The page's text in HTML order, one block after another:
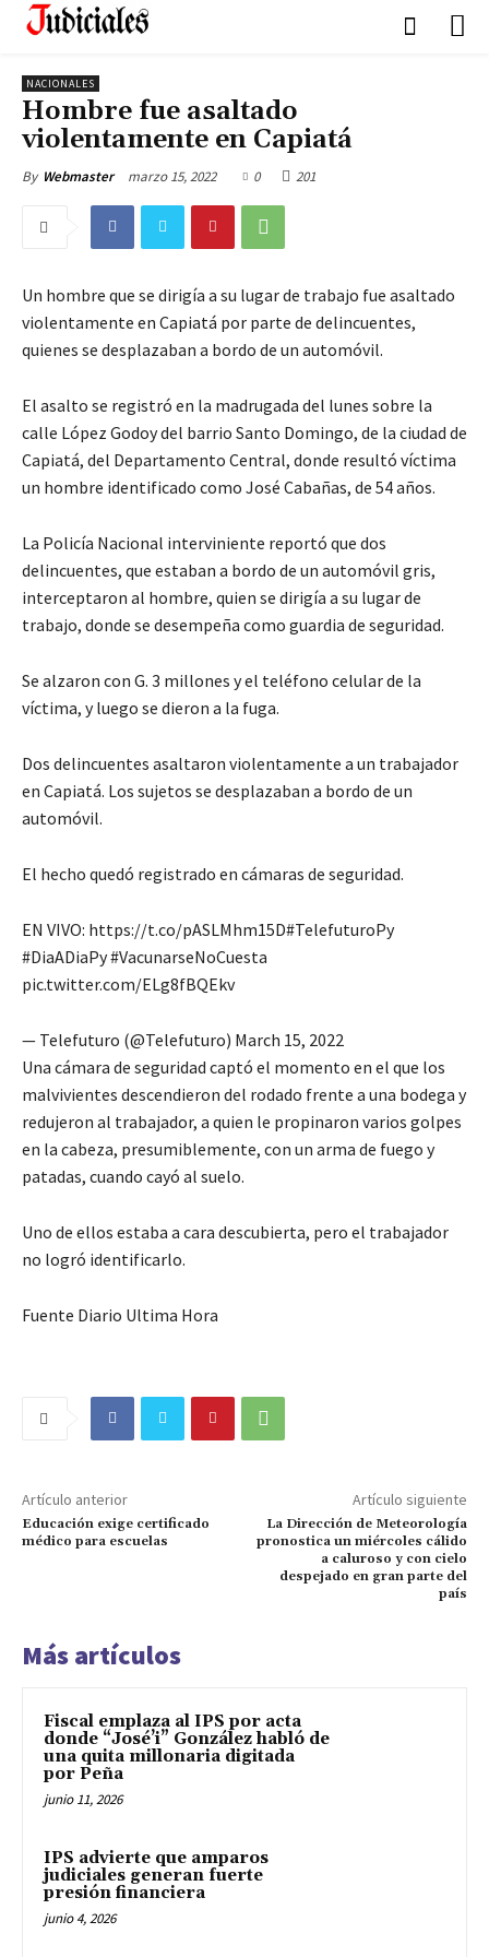
NACIONALES
Hombre fue asaltado
violentamente en Capiatá
By Webmaster marzo 15, 2022 0 201
Un hombre que se dirigía a su lugar de trabajo fue asaltado
violentamente en Capiatá por parte de delincuentes,
quienes se desplazaban a bordo de un automóvil.
El asalto se registró en la madrugada del lunes sobre la
calle López Godoy del barrio Santo Domingo, de la ciudad de
Capiatá, del Departamento Central, donde resultó víctima
un hombre identificado como José Cabañas, de 54 años.
La Policía Nacional interviniente reportó que dos
delincuentes, que estaban a bordo de un automóvil gris,
interceptaron al hombre, quien se dirigía a su lugar de
trabajo, donde se desempeña como guardia de seguridad.
Se alzaron con G. 3 millones y el teléfono celular de la
víctima, y luego se dieron a la fuga.
Dos delincuentes asaltaron violentamente a un trabajador
en Capiatá. Los sujetos se desplazaban a bordo de un
automóvil.
El hecho quedó registrado en cámaras de seguridad.
EN VIVO: https://t.co/pASLMhm15D#TelefuturoPy
#DiaADiaPy #VacunarseNoCuesta
pic.twitter.com/ELg8fBQEkv
— Telefuturo (@Telefuturo) March 15, 2022
Una cámara de seguridad captó el momento en el que los
malvivientes descendieron del rodado frente a una bodega y
redujeron al trabajador, a quien le propinaron varios golpes
en la cabeza, presumiblemente, con un arma de fuego y
patadas, cuando cayó al suelo.
Uno de ellos estaba a cara descubierta, pero el trabajador
no logró identificarlo.
Fuente Diario Ultima Hora
Artículo anterior
Educación exige certificado
médico para escuelas
Artículo siguiente
La Dirección de Meteorología
pronostica un miércoles cálido
a caluroso y con cielo
despejado en gran parte del
país
Más artículos
Fiscal emplaza al IPS por acta
donde “José’i” González habló de
una quita millonaria digitada
por Peña
junio 11, 2026
IPS advierte que amparos
judiciales generan fuerte
presión financiera
junio 4, 2026